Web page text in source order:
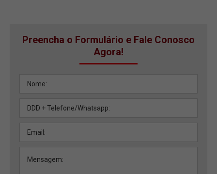
Preencha o Formulário e Fale Conosco
Agora!